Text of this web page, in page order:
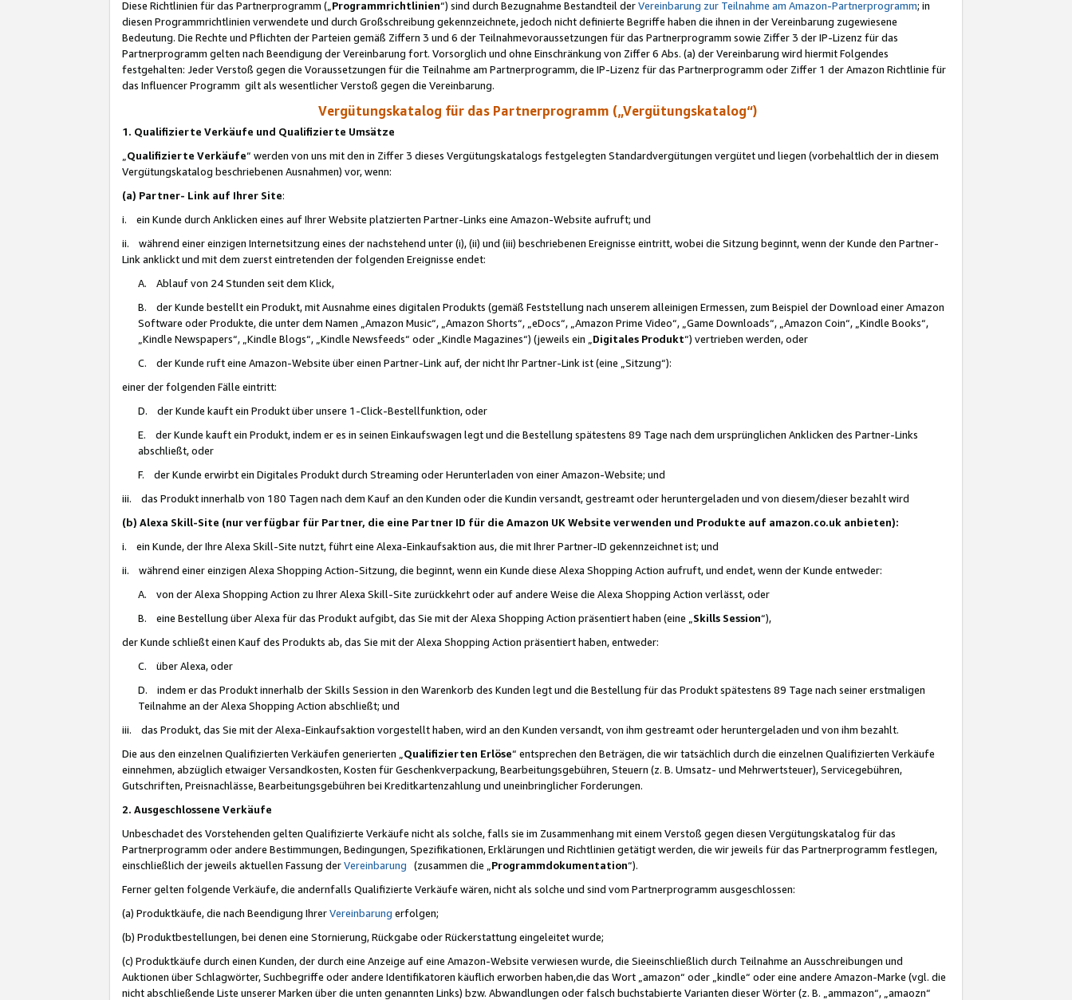
Diese Richtlinien für das Partnerprogramm („Programmrichtlinien“) sind durch Bezugnahme Bestandteil derVereinbarung zur Teilnahme am Amazon-Partnerprogramm; in
diesen Programmrichtlinien verwendete und durch Großschreibung gekennzeichnete, jedoch nicht definierte Begriffe haben die ihnen in der Vereinbarung zugewiesene
Bedeutung. Die Rechte und Pflichten der Parteien gemäß Ziffern 3 und 6 der Teilnahmevoraussetzungen für das Partnerprogramm sowie Ziffer 3 der IP-Lizenz für das
Partnerprogramm gelten nach Beendigung der Vereinbarung fort. Vorsorglich und ohne Einschränkung von Ziffer 6 Abs. (a) der Vereinbarung wird hiermit Folgendes
festgehalten: Jeder Verstoß gegen die Voraussetzungen für die Teilnahme am Partnerprogramm, die IP-Lizenz für das Partnerprogramm oder Ziffer 1 der Amazon Richtlinie für
das Influencer Programm gilt als wesentlicher Verstoß gegen die Vereinbarung.
Vergütungskatalog für das Partnerprogramm („Vergütungskatalog“)
1. Qualifizierte Verkäufe und Qualifizierte Umsätze
Qualifizierte Verkäufe“ werden von uns mit den in Ziffer 3 dieses Vergütungskatalogs festgelegten Standardvergütungen vergütet und liegen (vorbehaltlich der in diesem
Vergütungskatalog beschriebenen Ausnahmen) vor, wenn:
(a) Partner- Link auf Ihrer Site:
i. ein Kunde durch Anklicken eines auf Ihrer Website platzierten Partner-Links eine Amazon-Website aufruft; und
ii. während einer einzigen Internetsitzung eines der nachstehend unter (i), (ii) und (iii) beschriebenen Ereignisse eintritt, wobei die Sitzung beginnt, wenn der Kunde den Partner-
Link anklickt und mit dem zuerst eintretenden der folgenden Ereignisse endet:
A. Ablauf von 24 Stunden seit dem Klick,
B. der Kunde bestellt ein Produkt, mit Ausnahme eines digitalen Produkts (gemäß Feststellung nach unserem alleinigen Ermessen, zum Beispiel der Download einer Amazon
Software oder Produkte, die unter dem Namen „Amazon Music“, „Amazon Shorts“, „eDocs“, „Amazon Prime Video“, „Game Downloads“, „Amazon Coin“, „Kindle Books“,
„Kindle Newspapers“, „Kindle Blogs“, „Kindle Newsfeeds“ oder „Kindle Magazines“) (jeweils ein „ Digitales Produkt“) vertrieben werden, oder
C. der Kunde ruft eine Amazon-Website über einen Partner-Link auf, der nicht Ihr Partner-Link ist (eine „Sitzung“):
einer der folgenden Fälle eintritt:
D. der Kunde kauft ein Produkt über unsere 1-Click-Bestellfunktion, oder
E. der Kunde kauft ein Produkt, indem er es in seinen Einkaufswagen legt und die Bestellung spätestens 89 Tage nach dem ursprünglichen Anklicken des Partner-Links
abschließt, oder
F. der Kunde erwirbt ein Digitales Produkt durch Streaming oder Herunterladen von einer Amazon-Website; und
iii. das Produkt innerhalb von 180 Tagen nach dem Kauf an den Kunden oder die Kundin versandt, gestreamt oder heruntergeladen und von diesem/dieser bezahlt wird
(b) Alexa Skill-Site (nur verfügbar für Partner, die eine Partner ID für die Amazon UK Website verwenden und Produkte auf amazon.co.uk anbieten):
i. ein Kunde, der Ihre Alexa Skill-Site nutzt, führt eine Alexa-Einkaufsaktion aus, die mit Ihrer Partner-ID gekennzeichnet ist; und
ii. während einer einzigen Alexa Shopping Action-Sitzung, die beginnt, wenn ein Kunde diese Alexa Shopping Action aufruft, und endet, wenn der Kunde entweder:
A. von der Alexa Shopping Action zu Ihrer Alexa Skill-Site zurückkehrt oder auf andere Weise die Alexa Shopping Action verlässt, oder
B. eine Bestellung über Alexa für das Produkt aufgibt, das Sie mit der Alexa Shopping Action präsentiert haben (eine „ Skills Session“),
der Kunde schließt einen Kauf des Produkts ab, das Sie mit der Alexa Shopping Action präsentiert haben, entweder:
C. über Alexa, oder
D. indem er das Produkt innerhalb der Skills Session in den Warenkorb des Kunden legt und die Bestellung für das Produkt spätestens 89 Tage nach seiner erstmaligen
Teilnahme an der Alexa Shopping Action abschließt; und
iii. das Produkt, das Sie mit der Alexa-Einkaufsaktion vorgestellt haben, wird an den Kunden versandt, von ihm gestreamt oder heruntergeladen und von ihm bezahlt.
Die aus den einzelnen Qualifizierten Verkäufen generierten „ Qualifizierten Erlöse“ entsprechen den Beträgen, die wir tatsächlich durch die einzelnen Qualifizierten Verkäufe
einnehmen, abzüglich etwaiger Versandkosten, Kosten für Geschenkverpackung, Bearbeitungsgebühren, Steuern (z. B. Umsatz- und Mehrwertsteuer), Servicegebühren,
Gutschriften, Preisnachlässe, Bearbeitungsgebühren bei Kreditkartenzahlung und uneinbringlicher Forderungen.
2. Ausgeschlossene Verkäufe
Unbeschadet des Vorstehenden gelten Qualifizierte Verkäufe nicht als solche, falls sie im Zusammenhang mit einem Verstoß gegen diesen Vergütungskatalog für das
Partnerprogramm oder andere Bestimmungen, Bedingungen, Spezifikationen, Erklärungen und Richtlinien getätigt werden, die wir jeweils für das Partnerprogramm festlegen,
einschließlich der jeweils aktuellen Fassung derVereinbarung (zusammen die „ Programmdokumentation“).
Ferner gelten folgende Verkäufe, die andernfalls Qualifizierte Verkäufe wären, nicht als solche und sind vom Partnerprogramm ausgeschlossen:
(a) Produktkäufe, die nach Beendigung IhrerVereinbarung erfolgen;
(b) Produktbestellungen, bei denen eine Stornierung, Rückgabe oder Rückerstattung eingeleitet wurde;
(c) Produktkäufe durch einen Kunden, der durch eine Anzeige auf eine Amazon-Website verwiesen wurde, die Sieeinschließlich durch Teilnahme an Ausschreibungen und
Auktionen über Schlagwörter, Suchbegriffe oder andere Identifikatoren käuflich erworben haben,die das Wort „amazon“ oder „kindle“ oder eine andere Amazon-Marke (vgl. die
nicht abschließende Liste unserer Marken über die unten genannten Links) bzw. Abwandlungen oder falsch buchstabierte Varianten dieser Wörter (z. B. „ammazon“, „amaozn“